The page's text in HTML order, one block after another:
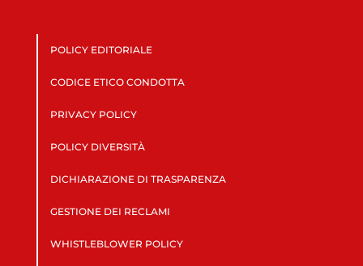
POLICY EDITORIALE
CODICE ETICO CONDOTTA
PRIVACY POLICY
POLICY DIVERSITÀ
DICHIARAZIONE DI TRASPARENZA
GESTIONE DEI RECLAMI
WHISTLEBLOWER POLICY